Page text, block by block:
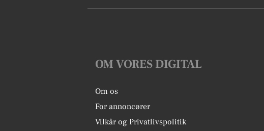
OM VORES DIGITAL
Om os
For annoncører
Vilkår og Privatlivspolitik